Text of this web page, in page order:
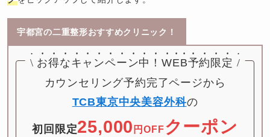
宇都宮の二重整形おすすめクリニック！
\ お得なキャンペーン中！WEB予約限定 /
TCB東京中央美容外科
初回限定25,000 円OFFクーポン